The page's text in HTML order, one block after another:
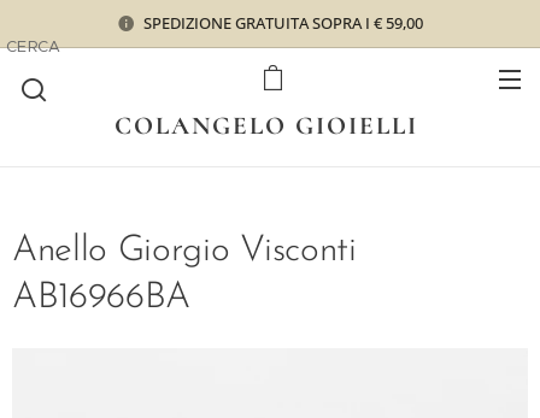
SPEDIZIONE GRATUITA SOPRA I € 59,00
COLANGELO GIOIELLI
CERCA
Anello Giorgio Visconti
AB16966BA